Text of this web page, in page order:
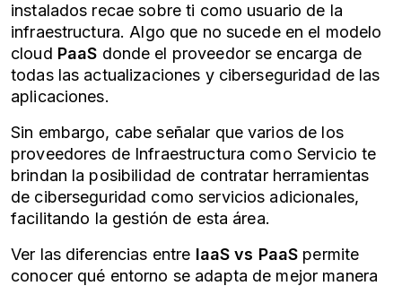
instalados recae sobre ti como usuario de la
infraestructura. Algo que no sucede en el modelo
cloud PaaS donde el proveedor se encarga de
todas las actualizaciones y ciberseguridad de las
aplicaciones.
Sin embargo, cabe señalar que varios de los
proveedores de Infraestructura como Servicio te
brindan la posibilidad de contratar herramientas
de ciberseguridad como servicios adicionales,
facilitando la gestión de esta área.
Ver las diferencias entre IaaS vs PaaS permite
conocer qué entorno se adapta de mejor manera